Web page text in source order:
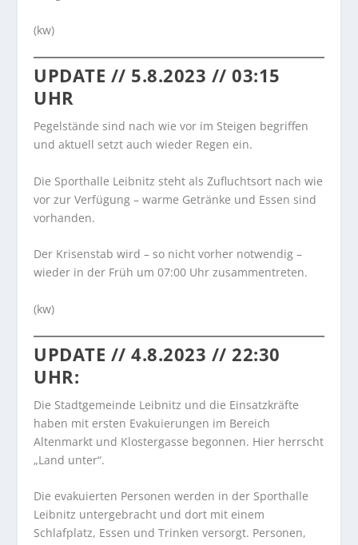
(kw)
UPDATE // 5.8.2023 // 03:15
UHR
Pegelstände sind nach wie vor im Steigen begriffen
und aktuell setzt auch wieder Regen ein.
Die Sporthalle Leibnitz steht als Zufluchtsort nach wie
vor zur Verfügung – warme Getränke und Essen sind
vorhanden.
Der Krisenstab wird – so nicht vorher notwendig –
wieder in der Früh um 07:00 Uhr zusammentreten.
(kw)
UPDATE // 4.8.2023 // 22:30
UHR:
Die Stadtgemeinde Leibnitz und die Einsatzkräfte
haben mit ersten Evakuierungen im Bereich
Altenmarkt und Klostergasse begonnen. Hier herrscht
„Land unter“.
Die evakuierten Personen werden in der Sporthalle
Leibnitz untergebracht und dort mit einem
Schlafplatz, Essen und Trinken versorgt. Personen,